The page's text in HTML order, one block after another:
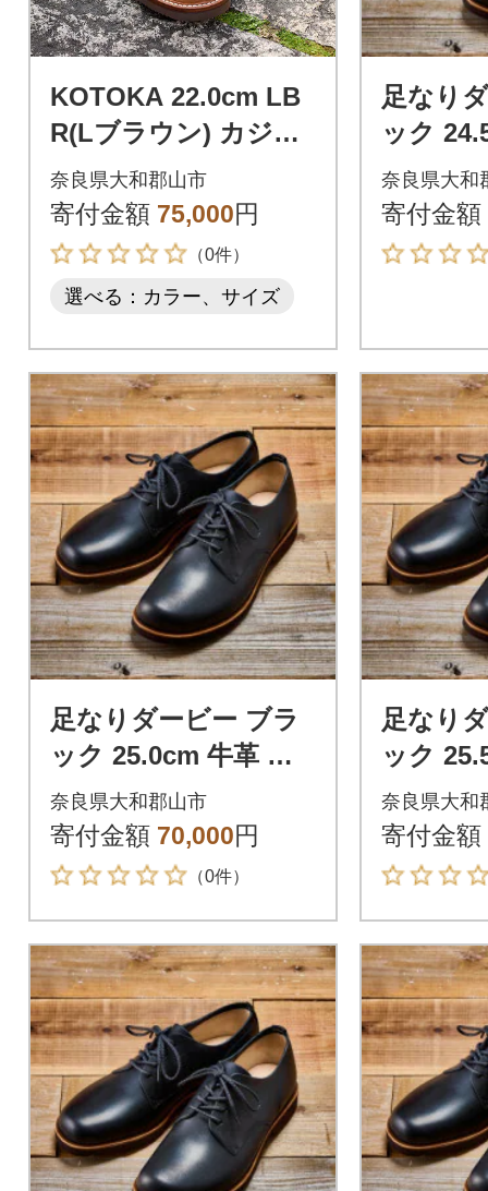
KOTOKA 22.0cm LB
R(Lブラウン) カジュ
アルシューズ 婦人靴
牛革 KTO2006L
奈良県大和郡山市
寄付金額 75,000円
（0件）
選べる：カラー、サイズ
足なり
ック
靴
ューズ
奈良県大和
寄付金額
足なりダービー ブラ
ック 25.0cm 牛革 革
靴 KOTOKA メンズシ
ューズ KTO-3001
奈良県大和郡山市
寄付金額 70,000円
（0件）
足なり
ック
靴
ューズ
奈良県大和
寄付金額